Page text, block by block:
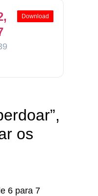
Download
os
6 para 7